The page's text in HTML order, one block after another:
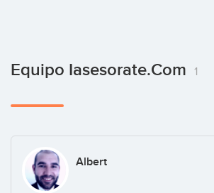
Equipo Iasesorate.com 1
Albert